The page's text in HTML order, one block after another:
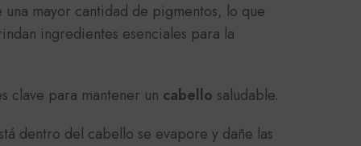
una mayor cantidad de pigmentos, lo que
ingredientes esenciales para la
clave para mantener un cabello saludable.
dentro del cabello se evapore y dañe las